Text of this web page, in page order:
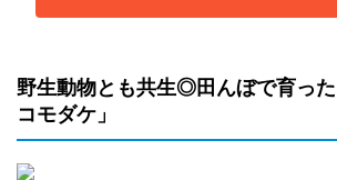
野生動物とも共生◎田んぼで育っ
コモダケ」